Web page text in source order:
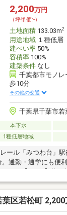
穏やかな住環境を
せる新しい毎日を始
安心をもたらします
2,200万円
（坪単価:-）
土地面積133.03m2
用途地域１種低層
建ぺい率50%
容積率100%
建築条件なし
千葉都市モノレ
歩10分
その他の交通
千葉県千葉市若
本下水
1種低層地域
レール「みつわ台」
通勤・通学にも便利
す。【LAND】約40
ゆとりがあり、陽当
す。【EDUCATION
く、送り迎えの負担
ョンです。【FREE
区若松町 2,200